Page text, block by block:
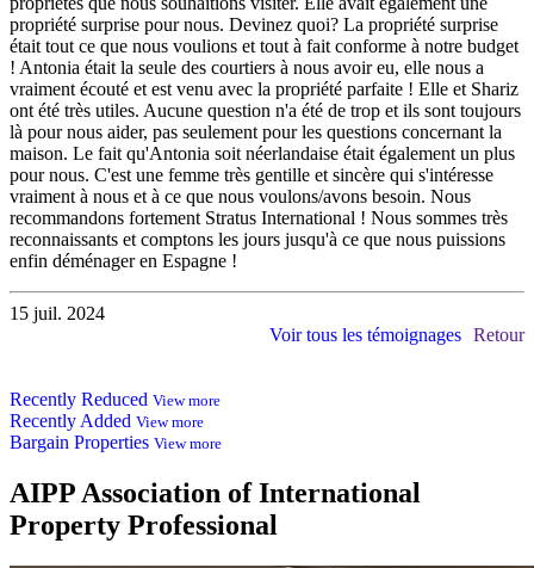
propriété surprise pour nous. Devinez quoi? La propriété surprise
était tout ce que nous voulions et tout à fait conforme à notre budget
! Antonia était la seule des courtiers à nous avoir eu, elle nous a
vraiment écouté et est venu avec la propriété parfaite ! Elle et Shariz
ont été très utiles. Aucune question n'a été de trop et ils sont toujours
là pour nous aider, pas seulement pour les questions concernant la
maison. Le fait qu'Antonia soit néerlandaise était également un plus
pour nous. C'est une femme très gentille et sincère qui s'intéresse
vraiment à nous et à ce que nous voulons/avons besoin. Nous
recommandons fortement Stratus International ! Nous sommes très
reconnaissants et comptons les jours jusqu'à ce que nous puissions
enfin déménager en Espagne !
15 juil. 2024
Retour
Voir tous les témoignages
Recently Reduced View more
Recently Added View more
Bargain Properties View more
AIPP Association of International
Property Professional